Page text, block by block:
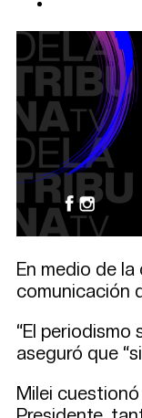
En medio de
comunicación
“El
aseguró que
Milei